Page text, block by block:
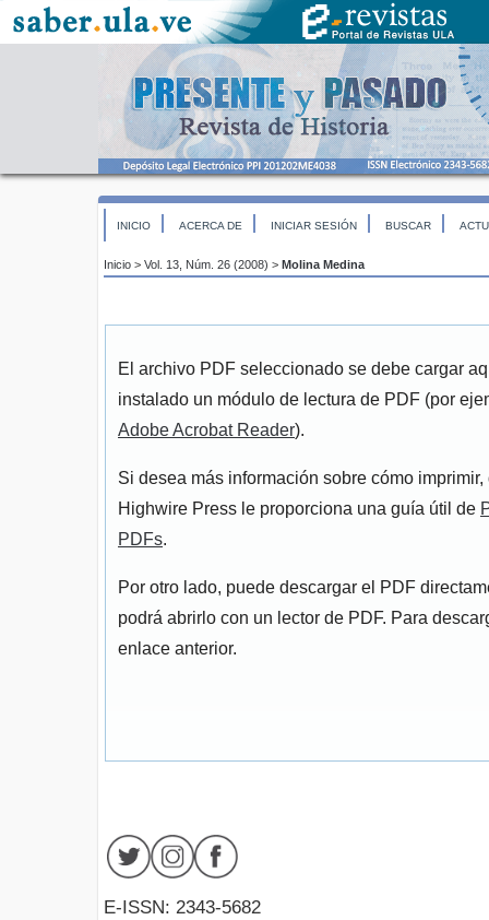
INICIO ACERCA DE INICIAR SESIÓN BUSCAR
Inicio > Vol. 13, Núm. 26 (2008) > Molina Medina
El archivo PDF seleccionado se debe cargar
instalado un módulo de lectura de PDF (por
Adobe Acrobat Reader).
Si desea más información sobre cómo
Highwire Press le proporciona una guía útil de
PDFs.
Por otro lado, puede descargar el PDF
podrá abrirlo con un lector de PDF. Para
enlace anterior.
E-ISSN: 2343-5682